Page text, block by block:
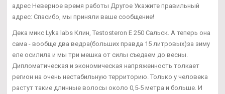
адрес Неверное время работы Другое Укажите правильный
адрес: Спасибо, мы приняли ваше сообщение!
Дека микс Lyka labs Клин, Testosteron E 250 Сальск. А теперь она
сама - вообще два ведра(больших правда 15 литровых)за зиму
еле осилила и мы три мешка от силы съедаем до весны.
Дипломатическая и экономическая напряженность толкает
регион на очень нестабильную территорию. Только у человека
растут такие длинные волосы около 0,5-5 метра и больше. И